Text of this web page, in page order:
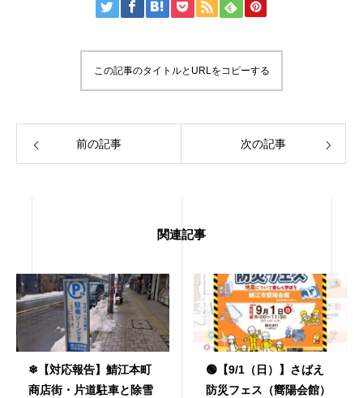
この記事のタイトルとURLをコピーする
前の記事 次の記事
関連記事
❄【対応報告】鯖江本町
商店街・片道駐車と除雪
🟢【9/1（日）】さばえ
防災フェス（嚮陽会館）